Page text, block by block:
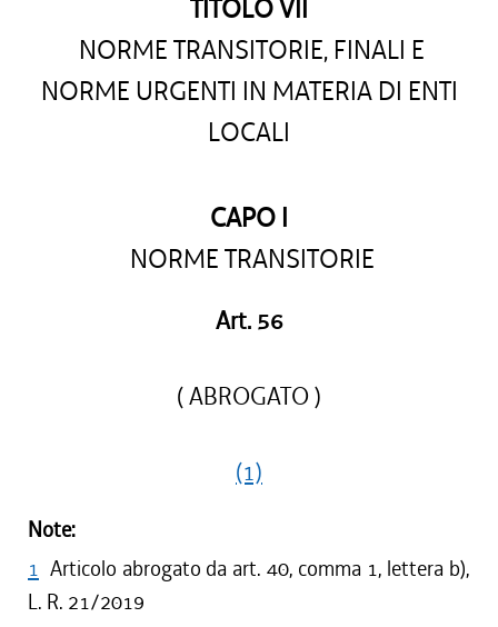
TITOLO VII
NORME TRANSITORIE, FINALI E
NORME URGENTI IN MATERIA DI ENTI
LOCALI
CAPO I
NORME TRANSITORIE
Art. 56
( ABROGATO )
(1)
Note:
1 Articolo abrogato da art. 40, comma 1, lettera b),
L. R. 21/2019